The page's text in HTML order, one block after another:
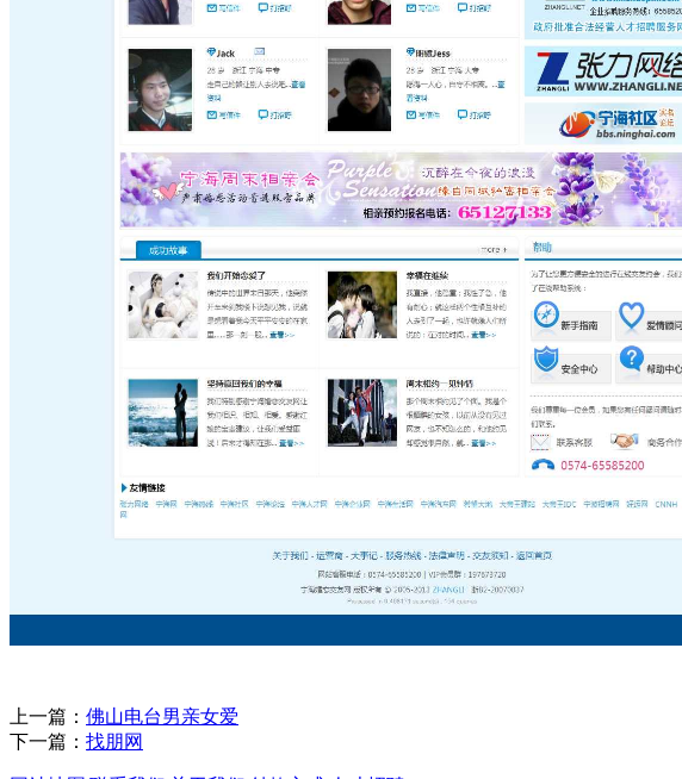
上一篇： 佛山电台男亲女爱
下一篇： 找朋网